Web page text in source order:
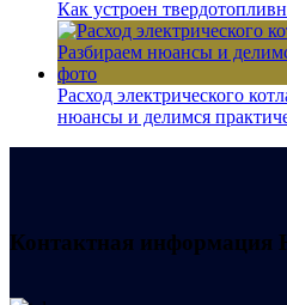
Как устроен
Расход электрического
нюансы и делимся
Контактная информация